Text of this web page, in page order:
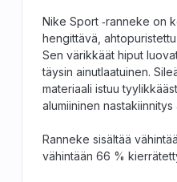
Nike Sport ‑ranneke on
hengittävä,
Sen värikkäät hiput
täysin ainutlaatuinen.
materiaali istuu
alumiininen
Ranneke sisältää
vähintään 66 %